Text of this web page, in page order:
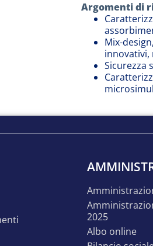
Argomenti di
Mix-
innovativi,
Sicurezza
amministrazione trasparente
2025
albo online